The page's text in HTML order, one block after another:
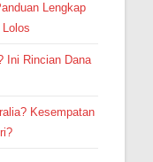
Lengkap
Ini Rincian Dana
Kesempatan